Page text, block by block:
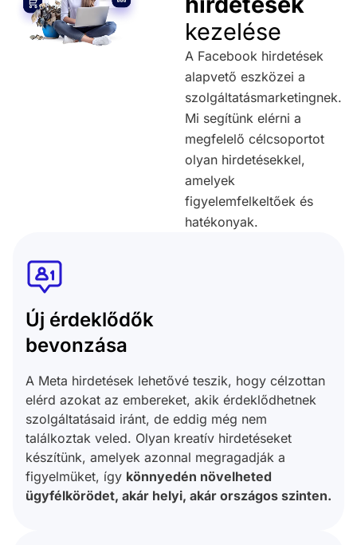
kezelése
A Facebook hirdetések
alapvető eszközei a
szolgáltatásmarketingnek.
Mi segítünk elérni a
megfelelő célcsoportot
olyan hirdetésekkel,
amelyek
figyelemfelkeltőek és
hatékonyak.
Új érdeklődők
bevonzása
A Meta hirdetések lehetővé teszik, hogy célzottan
elérd azokat az embereket, akik érdeklődhetnek
szolgáltatásaid iránt, de eddig még nem
találkoztak veled. Olyan kreatív hirdetéseket
készítünk, amelyek azonnal megragadják a
figyelmüket, így könnyedén növelheted
ügyfélkörödet, akár helyi, akár országos szinten.